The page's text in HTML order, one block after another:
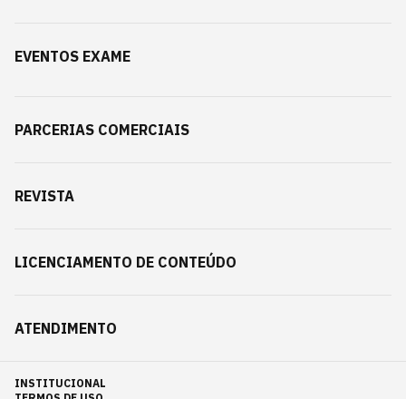
EVENTOS EXAME
PARCERIAS COMERCIAIS
REVISTA
LICENCIAMENTO DE CONTEÚDO
ATENDIMENTO
INSTITUCIONAL